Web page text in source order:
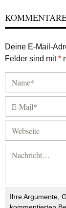
Deine E-Mail-
Felder sind mit*
Ihre Argumente,